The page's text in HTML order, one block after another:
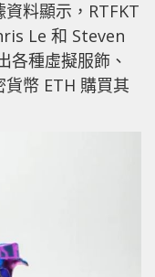
料顯示，RTFKT
Le 和 Steven
各種虛擬服飾、
幣 ETH 購買其